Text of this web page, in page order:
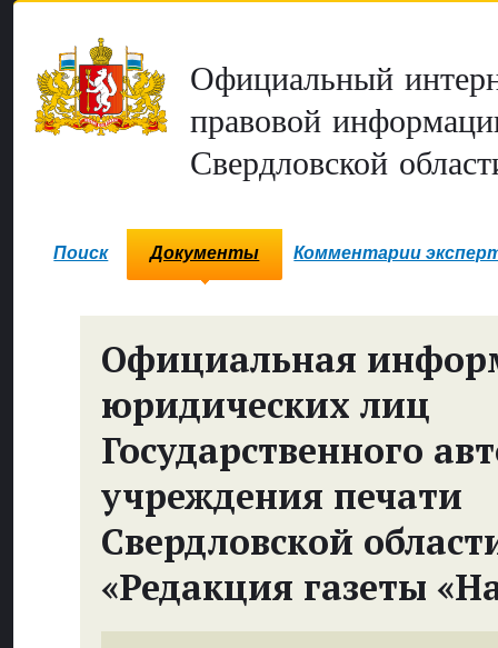
Официальный
правовой
Свердловской
Поиск Документы Комментарии
Официальная
юридических лиц
Государственного
учреждения печати
Свердловской
«Редакция газеты